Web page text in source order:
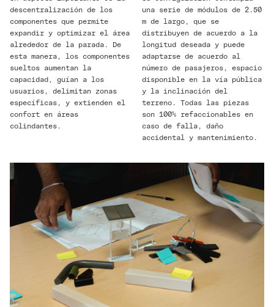
descentralización de los
componentes que permite
expandir y optimizar el área
alrededor de la parada. De
esta manera, los componentes
sueltos aumentan la
capacidad, guían a los
usuarios, delimitan zonas
específicas, y extienden el
confort en áreas
colindantes.
una serie de módulos de 2.50
m de largo, que se
distribuyen de acuerdo a la
longitud deseada y puede
adaptarse de acuerdo al
número de pasajeros, espacio
disponible en la vía pública
y la inclinación del
terreno. Todas las piezas
son 100% refaccionables en
caso de falla, daño
accidental y mantenimiento.